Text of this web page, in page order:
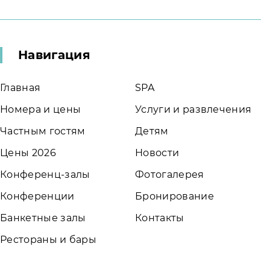
Навигация
Главная
Номера и цены
Частным гостям
Цены 2026
Конференц-залы
Конференции
Банкетные залы
Рестораны и бары
SPA
Услуги и развлечения
Детям
Новости
Фотогалерея
Бронирование
Контакты